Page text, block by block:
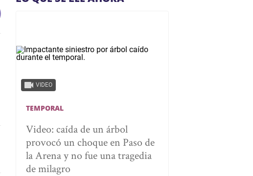
VIDEO
TEMPORAL
Video: caída de un árbol
provocó un choque en Paso de
la Arena y no fue una tragedia
de milagro